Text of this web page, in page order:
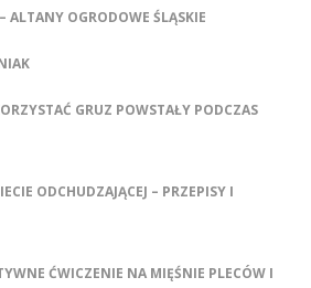
ALTANY OGRODOWE ŚLĄSKIE
GRUZ POWSTAŁY PODCZAS
ODCHUDZAJĄCEJ – PRZEPISY I
ĆWICZENIE NA MIĘŚNIE PLECÓW I